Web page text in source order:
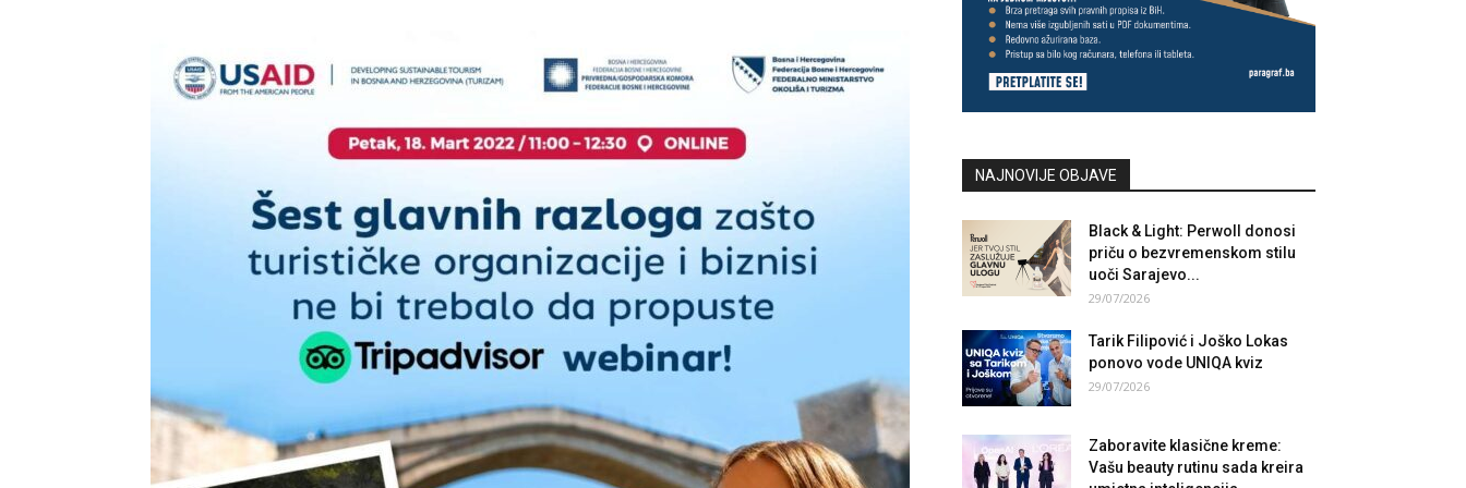
NAJNOVIJE OBJAVE
Black & Light: Perwoll donosi
priču o bezvremenskom stilu
uoči Sarajevo...
29/07/2026
Tarik Filipović i Joško Lokas
ponovo vode UNIQA kviz
29/07/2026
Zaboravite klasične kreme:
Vašu beauty rutinu sada kreira